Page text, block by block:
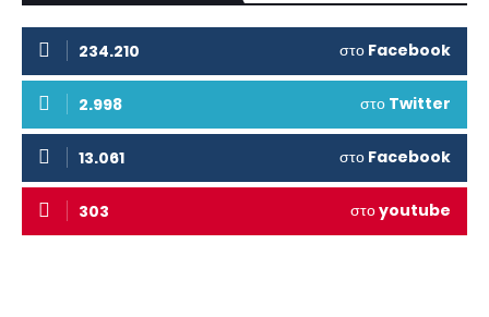
234.210 στο Facebook
2.998 στο Twitter
13.061 στο Facebook
303 στοyoutube